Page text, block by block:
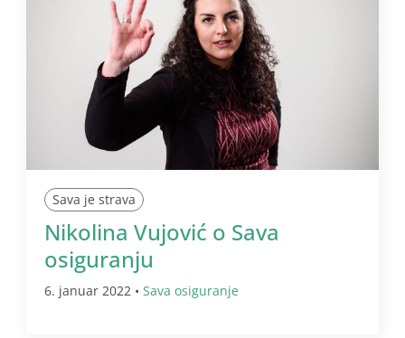
Sava je strava
Nikolina Vujović o Sava
osiguranju
6. januar 2022 • Sava osiguranje